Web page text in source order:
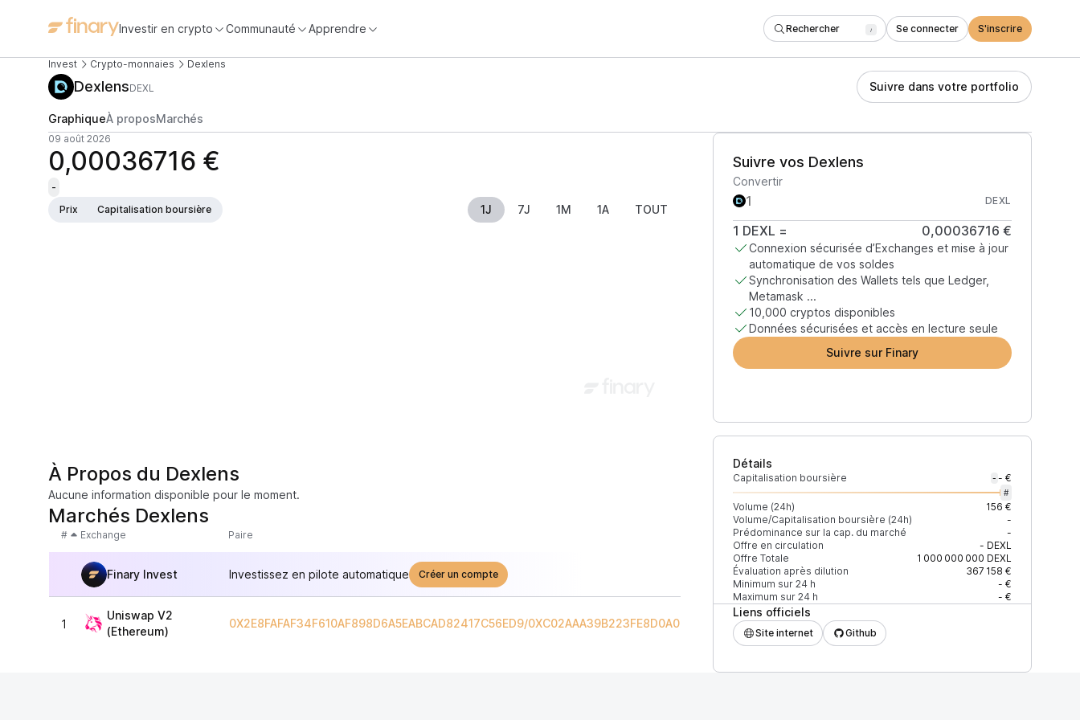
Investir en crypto Communauté Apprendre Rechercher / Se connecter S'inscrire
Invest Crypto-monnaies Dexlens
DexlensDEXL Suivre dans votre portfolio
GraphiqueÀ proposMarchés
09 août 2026
0,00036716 €
-
Prix
Capitalisation boursière 1J 7J 1M 1A TOUT
Suivre vos Dexlens
Convertir
DEXL
1 DEXL = 0,00036716 €
Connexion sécurisée d’Exchanges et mise à jour
automatique de vos soldes
Synchronisation des Wallets tels que Ledger,
Metamask ...
10,000 cryptos disponibles
Données sécurisées et accès en lecture seule
Suivre sur Finary
Détails
Capitalisation boursière - - €
#
Volume (24h)
156 €
Volume/Capitalisation boursière (24h)
-
Prédominance sur la cap. du marché
-
Offre en circulation
- DEXL
Offre Totale
1 000 000 000 DEXL
Évaluation après dilution
367 158 €
Minimum sur 24 h
- €
Maximum sur 24 h
- €
Liens officiels
Site internet Github
À Propos du Dexlens
Aucune information disponible pour le moment.
Marchés Dexlens
# Exchange Paire +2% depth
Finary Invest Investissez en pilote automatique Créer un compte
1
Uniswap V2
(Ethereum)
0X2E8FAFAF34F610AF898D6A5EABCAD82417C56ED9/0XC02AAA39B223FE8D0A0E5C4F27EAD9083C756CC2 0,00042249 $